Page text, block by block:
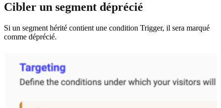
Cibler un segment déprécié
Si un segment hérité contient une condition Trigger, il sera marqué
comme déprécié.